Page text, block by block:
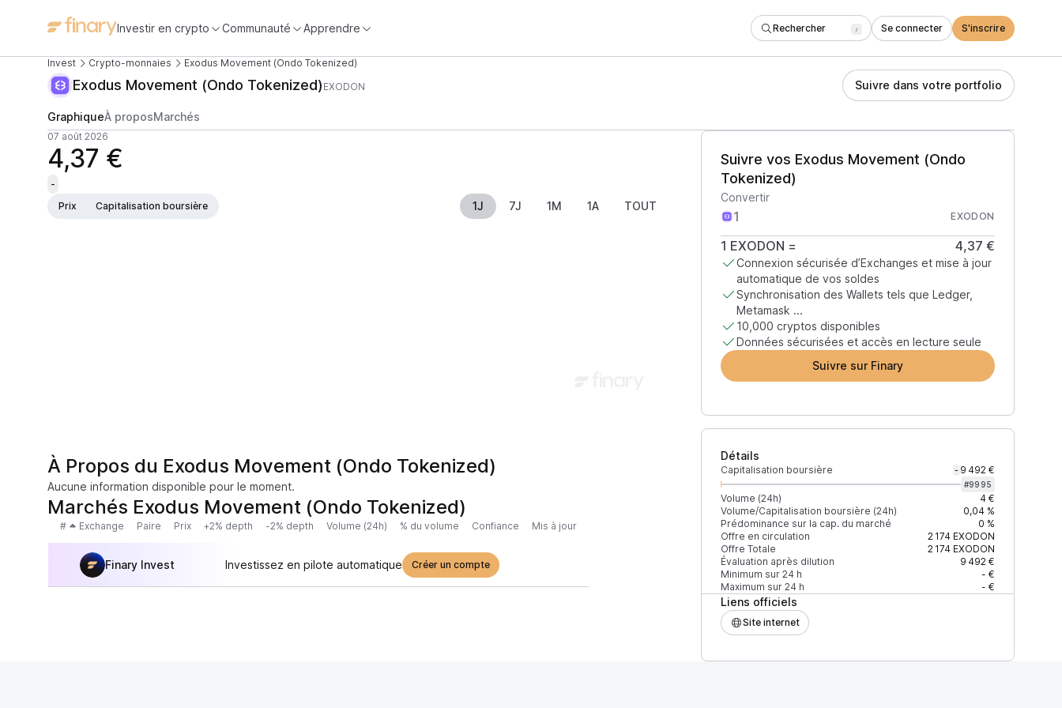
Investir en crypto Communauté Apprendre Rechercher / Se connecter S'inscrire
Invest Crypto-monnaies Exodus Movement (Ondo Tokenized)
Exodus Movement (Ondo Tokenized) EXODON Suivre dans votre portfolio
GraphiqueÀ proposMarchés
07 août 2026
4,37 €
-
Prix
Capitalisation boursière 1J 7J 1M 1A TOUT
Suivre vos Exodus Movement (Ondo
Tokenized)
Convertir
EXODON
1 EXODON = 4,37 €
Connexion sécurisée d’Exchanges et mise à jour
automatique de vos soldes
Synchronisation des Wallets tels que Ledger,
Metamask ...
10,000 cryptos disponibles
Données sécurisées et accès en lecture seule
Suivre sur Finary
Détails
Capitalisation boursière - 9 492 €
#9995
Volume (24h)
4 €
Volume/Capitalisation boursière (24h)
0,04 %
Prédominance sur la cap. du marché
0 %
Offre en circulation
2 174EXODON
Offre Totale
2 174EXODON
Évaluation après dilution
9 492 €
Minimum sur 24 h
- €
Maximum sur 24 h
- €
Liens officiels
Site internet
À Propos du Exodus Movement (Ondo Tokenized)
Aucune information disponible pour le moment.
Marchés Exodus Movement (Ondo Tokenized)
# Exchange Paire Prix +2% depth -2% depth Volume (24h) % du volume Confiance Mis à jour
Finary Invest Investissez en pilote automatique Créer un compte